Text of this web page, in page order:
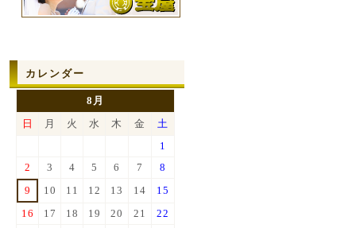
カレンダー
8月
日
月 火 水 木 金
土
1
2
3 4 5 6 7
8
9
10 11 12 13 14
15
16
17 18 19 20 21
22